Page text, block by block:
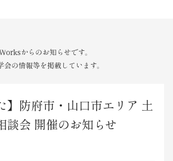
からのお知らせです。
会の情報等を掲載しています。
】防府市・山口市エリア 土
談会 開催のお知らせ